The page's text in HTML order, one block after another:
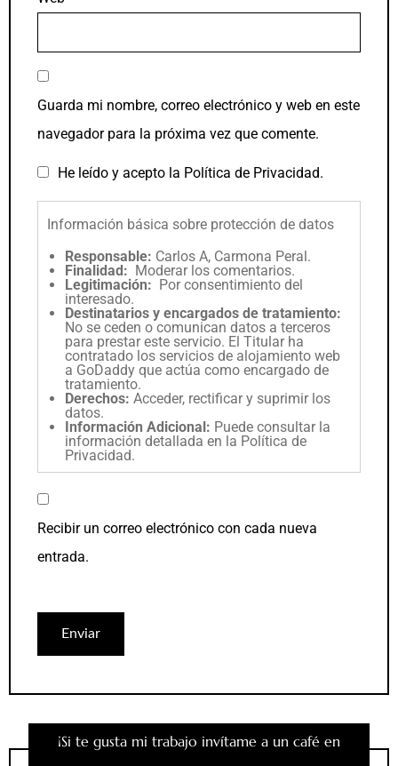
Guarda mi nombre, correo electrónico y web en este
navegador para la próxima vez que comente.
He leído y acepto la Política de Privacidad.
Información básica sobre protección de datos
Responsable: Carlos A, Carmona Peral.
Finalidad: Moderar los comentarios.
Legitimación: Por consentimiento del
interesado.
Destinatarios y encargados de tratamiento:
No se ceden o comunican datos a terceros
para prestar este servicio. El Titular ha
contratado los servicios de alojamiento web
a GoDaddy que actúa como encargado de
tratamiento.
Derechos: Acceder, rectificar y suprimir los
datos.
Información Adicional: Puede consultar la
información detallada en la Política de
Privacidad.
Recibir un correo electrónico con cada nueva
entrada.
¡Si te gusta mi trabajo invítame a un café en